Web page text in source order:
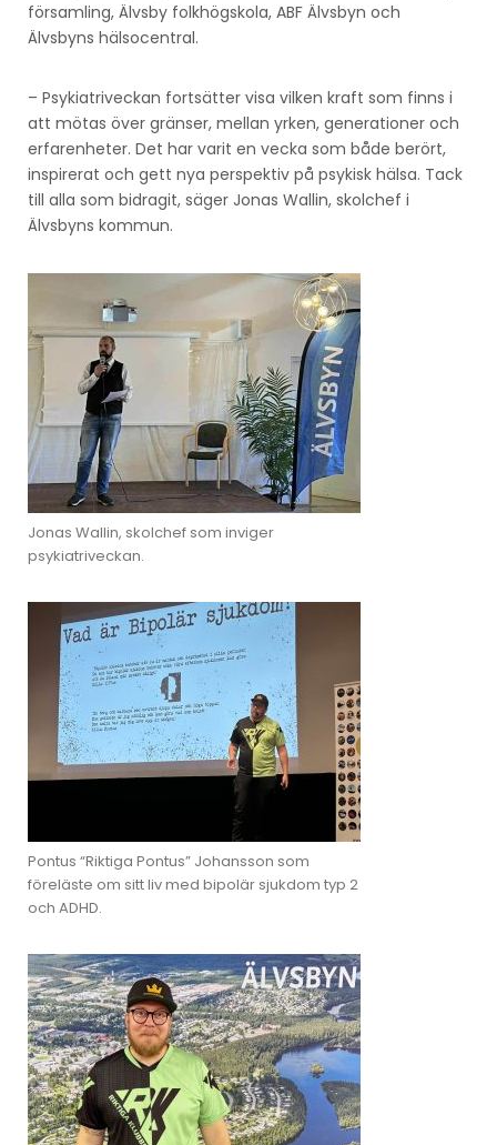
församling, Älvsby folkhögskola, ABF Älvsbyn och
Älvsbyns hälsocentral.
– Psykiatriveckan fortsätter visa vilken kraft som finns i
att mötas över gränser, mellan yrken, generationer och
erfarenheter. Det har varit en vecka som både berört,
inspirerat och gett nya perspektiv på psykisk hälsa. Tack
till alla som bidragit, säger Jonas Wallin, skolchef i
Älvsbyns kommun.
Jonas Wallin, skolchef som inviger
psykiatriveckan.
Pontus “Riktiga Pontus” Johansson som
föreläste om sitt liv med bipolär sjukdom typ 2
och ADHD.